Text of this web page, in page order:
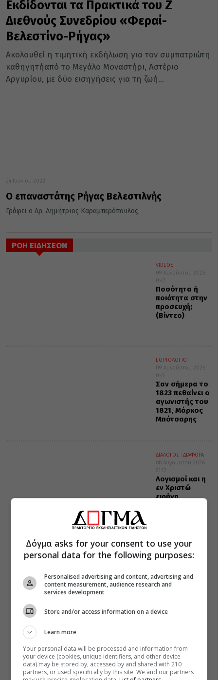
Εκδίδονται τα Πρακτικά του Ζ΄
Διεθνούς Συνεδρίου «Φεραί-
Βελεστίνο-Ρήγας»
Ακολουθεί η τιμητική εκδήλωση για τον συμπατριώτη
καθηγητήαπό το Μεγάλο Μοναστήρι, Αστέριο
Αργυρίου, με δύο εισηγήσεις για τη ζωή...
24 Ιουνίου 2022
Ο επαναστάτης Ρήγας Βελεστιλνής
Γράφει ο Δρ. Δημήτριος Καραμπερόπουλος
ΡΟΗ ΕΙΔΗΣΕΩΝ
VIDEOS
09 Αυγούστου 2026
0:42
Ποσότητα ή
ποιότητα στην
προσευχή;
(Βίντεο)
ΕΟΡΤΟΛΟΓΙΟ
09 Αυγούστου 2026
0:41
Σαν σήμερα το
1823 πεθαίνει ο
αγωνιστής του
1821, Μάρκος
Μπότσαρης
ΔΙΑΛΟΓΟΣ
ΔΙΑΦΟΡΑ
08 Αυγούστου 2026
21:12
Λογισμοί και η
εν Χριστώ
ειρήνη
Δόγμα asks for your consent to use your
personal data for the following purposes:
Personalised advertising and content, advertising and
content measurement, audience research and
services development
Store and/or access information on a device
Learn more
Your personal data will be processed and information from
your device (cookies, unique identifiers, and other device
data) may be stored by, accessed by and shared with 210
partners, or used specifically by this site. We and our partners